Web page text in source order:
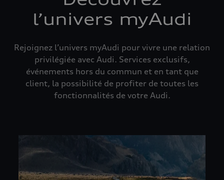
l’univers myAudi
Rejoignez l’univers myAudi pour vivre une relation
privilégiée avec Audi. Services exclusifs,
événements hors du commun et en tant que
client, la possibilité de profiter de toutes les
fonctionnalités de votre Audi.